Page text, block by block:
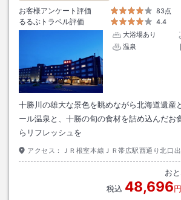
お客様アンケート評価
83点
るるぶトラベル評価
4.4
大浴場あり
温泉
十勝川の雄大な景色を眺めながら北海道遺産
ール温泉と、十勝の旬の食材を詰め込んだお
らリフレッシュを
アクセス： ＪＲ根室本線ＪＲ帯広駅西通り北口
お
税込 48,696円